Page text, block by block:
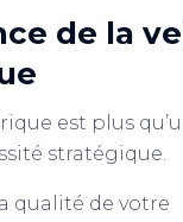
de la
est plus
stratégique.
qualité de votre